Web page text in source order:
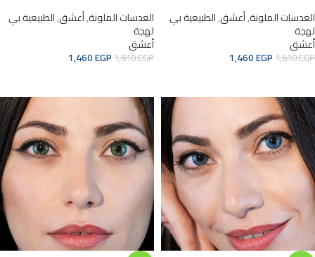
العدسات الملونة,أعشق,الطبيعية بي
لهجة
أعشق
1,610EGP
1,460EGP
العدسات الملونة,أعشق,الطبيعية بي
لهجة
أعشق
1,610EGP
1,460EGP